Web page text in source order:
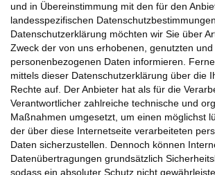
und in Übereinstimmung mit den für den
landesspezifischen
Datenschutzerklärung möchten wir Sie über
Zweck der von uns erhobenen, genutzten
personenbezogenen Daten informieren.
mittels dieser Datenschutzerklärung über die
Rechte auf. Der Anbieter hat als für die
Verantwortlicher zahlreiche technische und
Maßnahmen umgesetzt, um einen möglichst
der über diese Internetseite verarbeiteten
Daten sicherzustellen. Dennoch können
Datenübertragungen grundsätzlich
sodass ein absoluter Schutz nicht